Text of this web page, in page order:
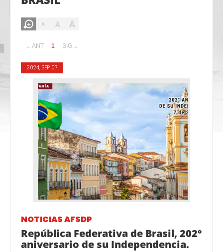
A A A
←ANT 1 SIG→
2024, SEP 07
NOTICIAS AFSDP
República Federativa de Brasil, 202°
aniversario de su Independencia.